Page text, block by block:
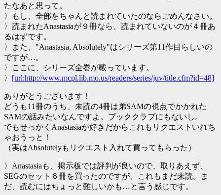
たなあと思って。
〉もし、全部をちゃんと読まれていたのならごめんなさい。
〉読まれたAnastasiaが９冊なら、読まれていないのが４冊あ
るはずです。
〉また、"Anastasia, Absolutely"はシリーズ第11作目らしいの
ですが…。
〉ここに、シリーズ全巻が載っています。
〉 [url:http://www.mcpl.lib.mo.us/readers/series/juv/title.cfm?id=48]
ありがとうございます！
どうも11冊のうち、未読の4冊は弟SAMの視点でかかれた
SAMの話みたいなんですよ。ブッククラブにもないし。
でもせっかくAnastasiaが好きだからこれもリクエストいれち
ゃおうっと！
（実はAbsolutelyもリクエスト入れて買ってもらった）
〉Anastasiaも、掲示板では評判が良いので、取りあえず、
SEGのセット６冊を買ったのですが、これもまだ未読。ま
だ、読むにはちょっと難しいかも…と言う感じです。